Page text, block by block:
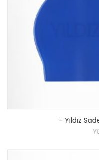
-Yıldız